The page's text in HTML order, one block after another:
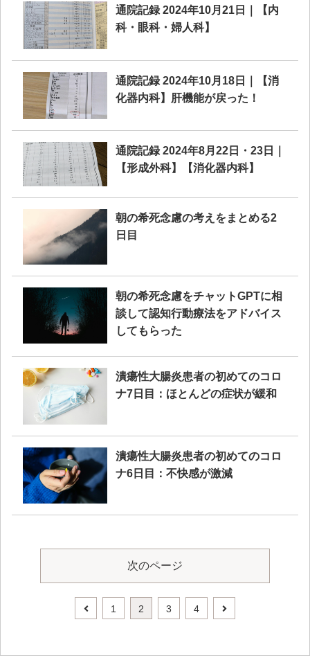
通院記録 2024年10月21日｜【内
科・眼科・婦人科】
通院記録 2024年10月18日｜【消
化器内科】肝機能が戻った！
通院記録 2024年8月22日・23日｜
【形成外科】【消化器内科】
朝の希死念慮の考えをまとめる2
日目
朝の希死念慮をチャットGPTに相
談して認知行動療法をアドバイス
してもらった
潰瘍性大腸炎患者の初めてのコロ
ナ7日目：ほとんどの症状が緩和
潰瘍性大腸炎患者の初めてのコロ
ナ6日目：不快感が激減
次のページ
前
1 2 3 4
次